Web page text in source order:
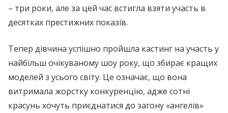
– три роки, але за цей час встигла взяти участь в
десятках престижних показів.
Тепер дівчина успішно пройшла кастинг на участь у
найбільш очікуваному шоу року, що збирає кращих
моделей з усього світу. Це означає, що вона
витримала жорстку конкуренцію, адже сотні
красунь хочуть приєднатися до загону «ангелів»